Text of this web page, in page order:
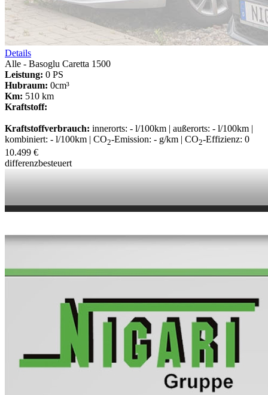
Details
Alle - Basoglu Caretta 1500
Leistung: 0 PS
Hubraum: 0cm³
Km: 510 km
Kraftstoff:
Kraftstoffverbrauch: innerorts: - l/100km | außerorts: - l/100km |
kombiniert: - l/100km | CO2-Emission: - g/km | CO2-Effizienz: 0
10.499 €
differenzbesteuert